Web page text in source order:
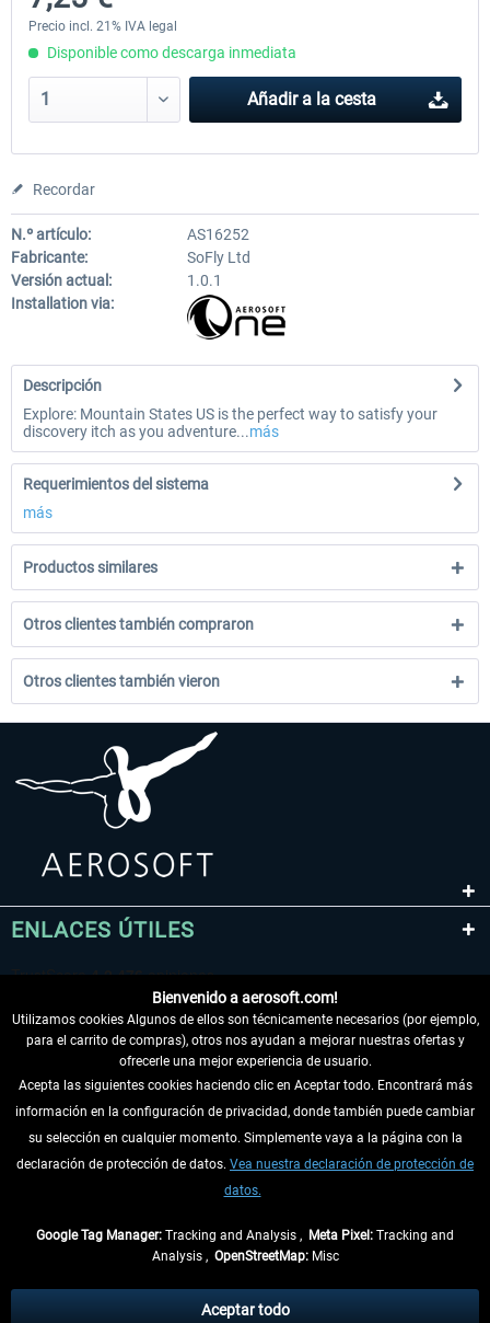
15,13 € *
Precio incl. 21% IVA legal
Disponible como descarga inmediata
Añadir a la cesta
Recordar
N.º artículo:
AS16252
Fabricante:
SoFly Ltd
Versión actual:
1.0.1
Installation via:
Descripción
Explore: Mountain States US is the perfect way to satisfy your
discovery itch as you adventure...más
Requerimientos del sistema
más
Productos similares
Otros clientes también compraron
Otros clientes también vieron
ENLACES ÚTILES
DESISTIR DEL CONTRATO
INFORMACIÓN
tasas de recepción si no se describe lo contrario
Bienvenido a aerosoft.com!
Utilizamos cookies Algunos de ellos son técnicamente necesarios (por ejemplo,
para el carrito de compras), otros nos ayudan a mejorar nuestras ofertas y
ofrecerle una mejor experiencia de usuario.
Acepta las siguientes cookies haciendo clic en Aceptar todo. Encontrará más
información en la configuración de privacidad, donde también puede cambiar
su selección en cualquier momento. Simplemente vaya a la página con la
declaración de protección de datos. Vea nuestra declaración de protección de
datos.
Google Tag Manager: Tracking and Analysis , Meta Pixel: Tracking and
Analysis , OpenStreetMap:Misc
Aceptar todo